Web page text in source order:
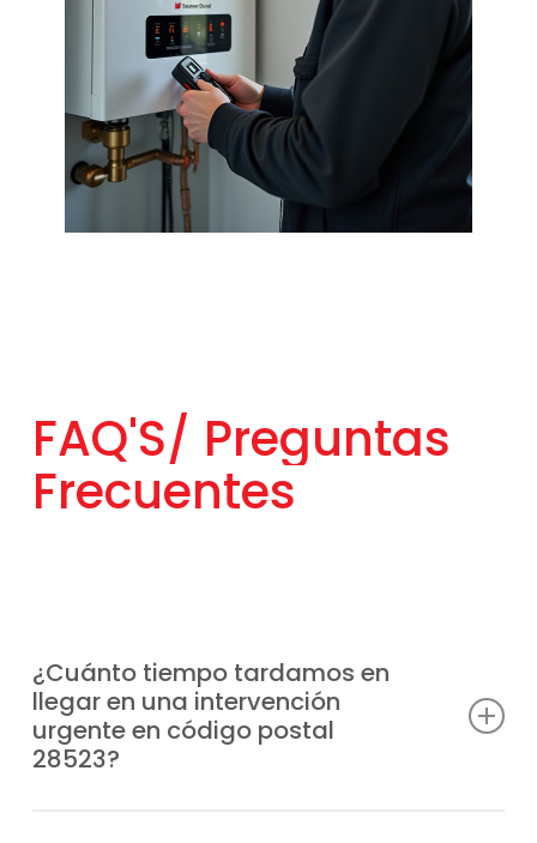
FAQ'S/ Preguntas
Frecuentes
¿Cuánto tiempo tardamos en
llegar en una intervención
urgente en código postal
28523?